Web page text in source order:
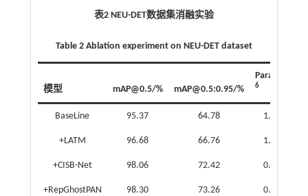
表2 NEU-DET数据集消融实验
Table 2 Ablation experiment on NEU-DET dataset
模型 mAP@0.5/% mAP@0.5:0.95/%
Params×10
6
BaseLine 95.37 64.78 1.171 8
+LATM 96.68 66.76 1.171 8
+CISB-Net 98.06 72.42 0.620 3
+RepGhostPAN 98.30 73.26 0.628 7